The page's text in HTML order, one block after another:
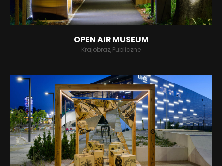
OPEN AIR MUSEUM
Krajobraz, Publiczne